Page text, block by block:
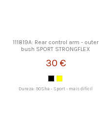
111819A: Rear control arm - outer
bush SPORT STRONGFLEX
30 €
Dureza: 90Sha - Sport - mais difícil